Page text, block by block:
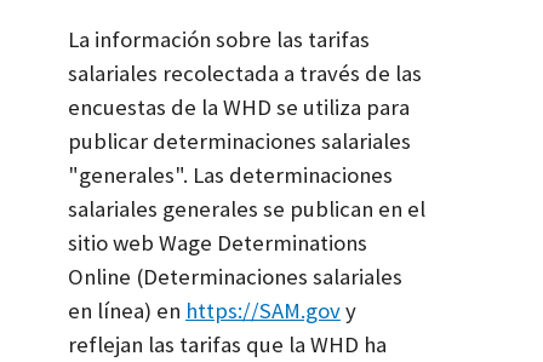
La información sobre las tarifas
salariales recolectada a través de las
encuestas de la WHD se utiliza para
publicar determinaciones salariales
"generales". Las determinaciones
salariales generales se publican en el
sitio web Wage Determinations
Online (Determinaciones salariales
en línea) en https://SAM.govy
reflejan las tarifas que la WHD ha